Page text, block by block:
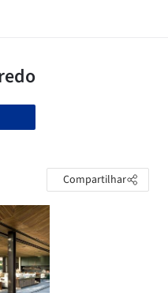
Compartilhar